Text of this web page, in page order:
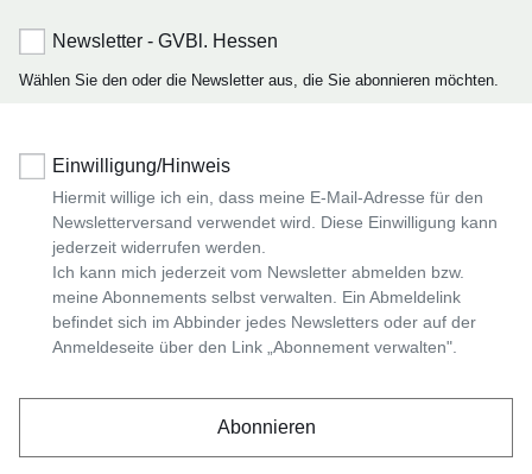
Newsletter - GVBl. Hessen
Wählen Sie den oder die Newsletter aus, die Sie abonnieren möchten.
Einwilligung/Hinweis
Hiermit willige ich ein, dass meine E-Mail-Adresse für den
Newsletterversand verwendet wird. Diese Einwilligung kann
jederzeit widerrufen werden.
Ich kann mich jederzeit vom Newsletter abmelden bzw.
meine Abonnements selbst verwalten. Ein Abmeldelink
befindet sich im Abbinder jedes Newsletters oder auf der
Anmeldeseite über den Link „Abonnement verwalten".